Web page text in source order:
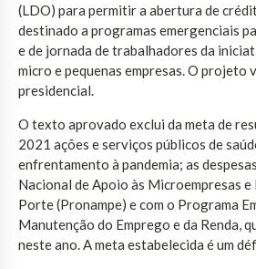
(LDO) para permitir a abertura de
destinado a programas emergenciais
e de jornada de trabalhadores da
micro e pequenas empresas. O projeto
presidencial.
O texto aprovado exclui da meta de
2021 ações e serviços públicos de
enfrentamento à pandemia; as
Nacional de Apoio às Microempresas e
Porte (Pronampe) e com o Programa
Manutenção do Emprego e da Renda,
neste ano. A meta estabelecida é um